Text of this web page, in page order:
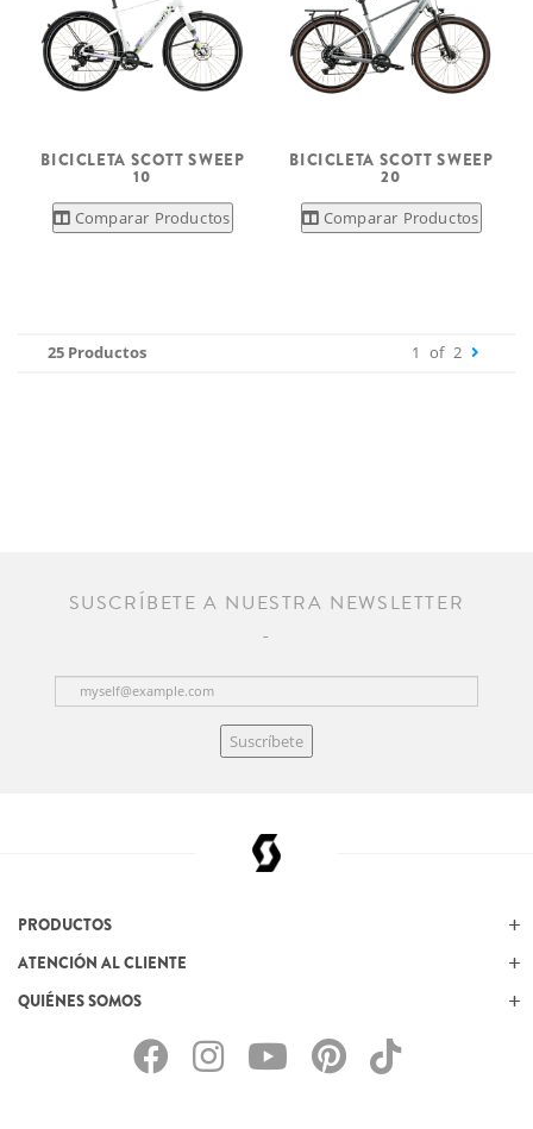
BICICLETA SCOTT SWEEP
10
Comparar Productos
BICICLETA SCOTT SWEEP
20
Comparar Productos
25 Productos 1 of 2
SUSCRÍBETE A NUESTRA NEWSLETTER
Suscríbete
PRODUCTOS
ATENCIÓN AL CLIENTE
QUIÉNES SOMOS